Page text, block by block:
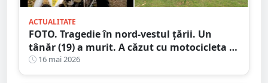
ACTUALITATE
FOTO. Tragedie în nord-vestul țării. Un
tânăr (19) a murit. A căzut cu motocicleta în
prăpastie
16 mai 2026